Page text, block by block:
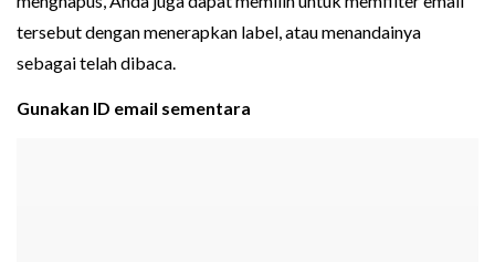
tersebut dengan menerapkan label, atau menandainya
sebagai telah dibaca.
Gunakan ID email sementara